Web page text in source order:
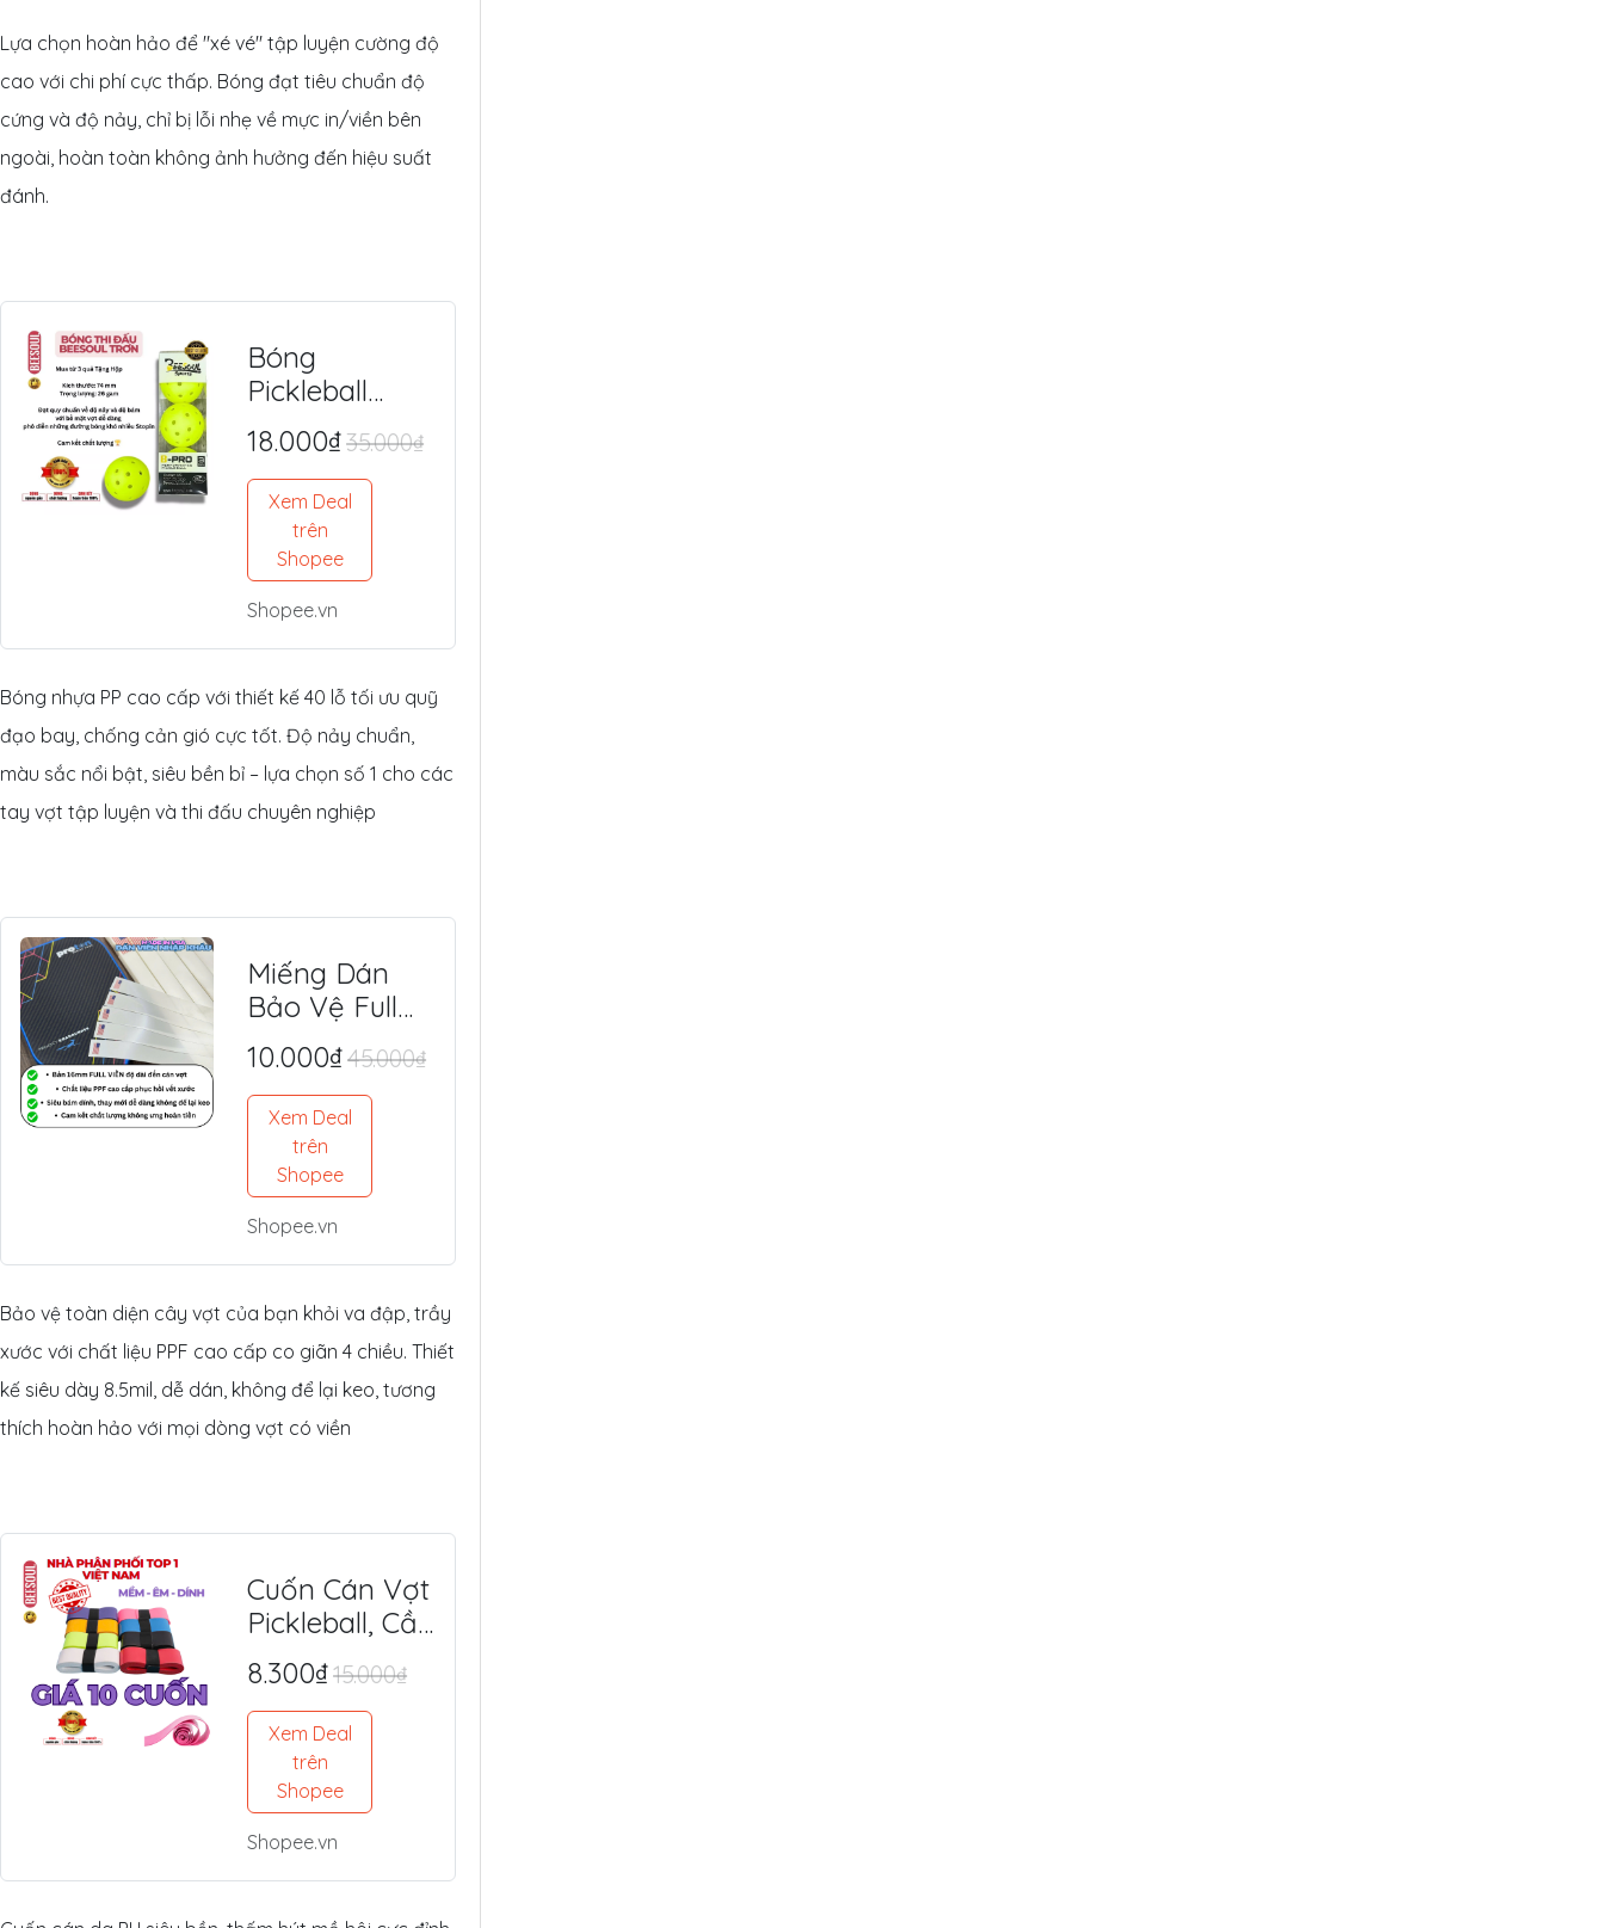
Lựa chọn hoàn hảo để "xé vé" tập luyện cường độ
cao với chi phí cực thấp. Bóng đạt tiêu chuẩn độ
cứng và độ nảy, chỉ bị lỗi nhẹ về mực in/viền bên
ngoài, hoàn toàn không ảnh hưởng đến hiệu suất
đánh.
Bóng
Pickleball
BEESOUL 40
Lỗ (Chính
Hãng) - Tiêu
Chuẩn Quốc
Tế, Chuyên
Thi Đấu &
Tập Luyện
Ngoài Trời
18.000₫35.000₫
Xem Deal
trên
Shopee
Shopee.vn
Bóng nhựa PP cao cấp với thiết kế 40 lỗ tối ưu quỹ
đạo bay, chống cản gió cực tốt. Độ nảy chuẩn,
màu sắc nổi bật, siêu bền bỉ – lựa chọn số 1 cho các
tay vợt tập luyện và thi đấu chuyên nghiệp
Miếng Dán
Bảo Vệ Full
Viền Vợt
Pickleball
(14mm/16mm
) - Nhựa PPF
Mỹ Siêu Dày
8.5mil
10.000₫45.000₫
Xem Deal
trên
Shopee
Shopee.vn
Bảo vệ toàn diện cây vợt của bạn khỏi va đập, trầy
xước với chất liệu PPF cao cấp co giãn 4 chiều. Thiết
kế siêu dày 8.5mil, dễ dán, không để lại keo, tương
thích hoàn hảo với mọi dòng vợt có viền
Cuốn Cán Vợt
Pickleball, Cầu
Lông Da PU
Cao Cấp -
Mềm Êm, Siêu
Bám Tay,
Chống Trượt
Tối Ưu
8.300₫15.000₫
Xem Deal
trên
Shopee
Shopee.vn